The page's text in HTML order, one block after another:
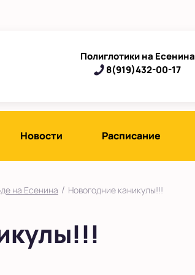
Полиглотики на Есенина
8(919)432-00-17
Новости Расписание
на Есенина / Новогодние каникулы!!!